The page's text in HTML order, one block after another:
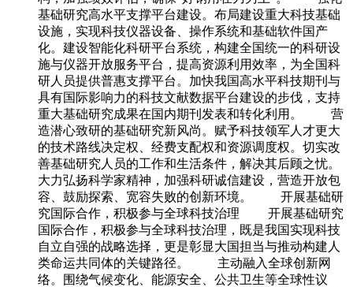
基础研究高水平支撑平台建设。布局建设重大科技基础
设施，实现科技仪器设备、操作系统和基础软件国产
化。建设智能化科研平台系统，构建全国统一的科研设
施与仪器开放服务平台，提高资源利用效率，为全国科
研人员提供普惠支撑平台。加快我国高水平科技期刊与
具有国际影响力的科技文献数据平台建设的步伐，支持
重大基础研究成果在国内期刊发表和转化利用。 营
造潜心致研的基础研究新风尚。赋予科技领军人才更大
的技术路线决定权、经费支配权和资源调度权。切实改
善基础研究人员的工作和生活条件，解决其后顾之忧。
大力弘扬科学家精神，加强科研诚信建设，营造开放包
容、鼓励探索、宽容失败的创新环境。 开展基础研
究国际合作，积极参与全球科技治理 开展基础研究
国际合作，积极参与全球科技治理，既是我国实现科技
自立自强的战略选择，更是彰显大国担当与推动构建人
类命运共同体的关键路径。 主动融入全球创新网
络。围绕气候变化、能源安全、公共卫生等全球性议